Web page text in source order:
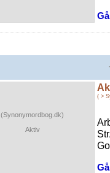
(Synonymordbog.dk)
Aktiv
( >